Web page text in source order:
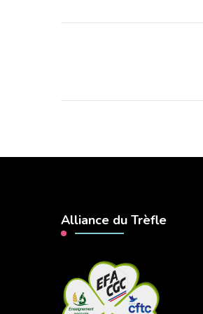
publications
Alliance du Trèfle